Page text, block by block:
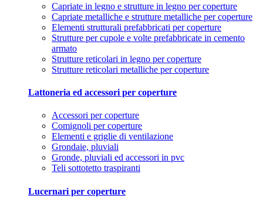
Capriate in legno e strutture in legno per coperture
Capriate metalliche e strutture metalliche per coperture
Elementi strutturali prefabbricati per coperture
Strutture per cupole e volte prefabbricate in cemento
armato
Strutture reticolari in legno per coperture
Strutture reticolari metalliche per coperture
Lattoneria ed accessori per coperture
Accessori per coperture
Comignoli per coperture
Elementi e griglie di ventilazione
Grondaie, pluviali
Gronde, pluviali ed accessori in pvc
Teli sottotetto traspiranti
Lucernari per coperture